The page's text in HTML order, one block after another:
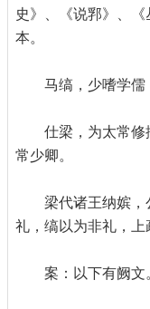
史》、《说郛》、
本。
马缟，少嗜学儒
仕梁，为太常
常少卿。
梁代诸王纳嫔
礼，缟以为非礼，上
案：以下有阙文。